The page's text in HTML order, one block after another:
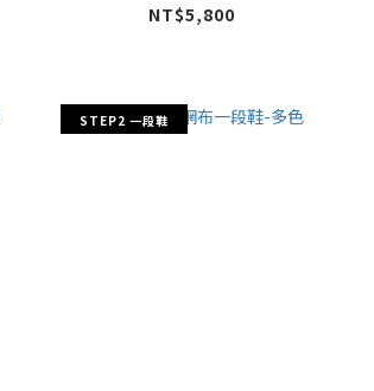
NT$5,800
STEP2 一段鞋